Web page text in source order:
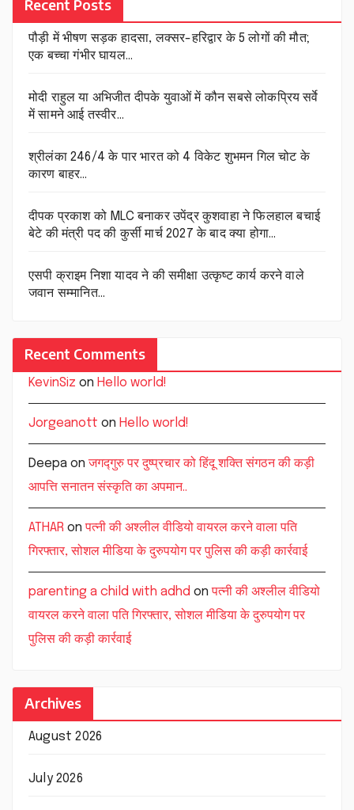
Recent Posts
पौड़ी में भीषण सड़क हादसा, लक्सर-हरिद्वार के 5 लोगों की मौत;
एक बच्चा गंभीर घायल…
मोदी राहुल या अभिजीत दीपके युवाओं में कौन सबसे लोकप्रिय सर्वे
में सामने आई तस्वीर…
श्रीलंका 246/4 के पार भारत को 4 विकेट शुभमन गिल चोट के
कारण बाहर…
दीपक प्रकाश को MLC बनाकर उपेंद्र कुशवाहा ने फिलहाल बचाई
बेटे की मंत्री पद की कुर्सी मार्च 2027 के बाद क्या होगा…
एसपी क्राइम निशा यादव ने की समीक्षा उत्कृष्ट कार्य करने वाले
जवान सम्मानित…
Recent Comments
KevinSiz on Hello world!
Jorgeanott on Hello world!
Deepa onजगद्गुरु पर दुष्प्रचार को हिंदू शक्ति संगठन की कड़ी
आपत्ति सनातन संस्कृति का अपमान..
ATHAR onपत्नी की अश्लील वीडियो वायरल करने वाला पति
गिरफ्तार, सोशल मीडिया के दुरुपयोग पर पुलिस की कड़ी कार्रवाई
parenting a child with adhd onपत्नी की अश्लील वीडियो
वायरल करने वाला पति गिरफ्तार, सोशल मीडिया के दुरुपयोग पर
पुलिस की कड़ी कार्रवाई
Archives
August 2026
July 2026